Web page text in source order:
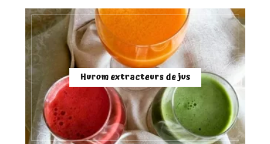
Hurom extracteurs de jus